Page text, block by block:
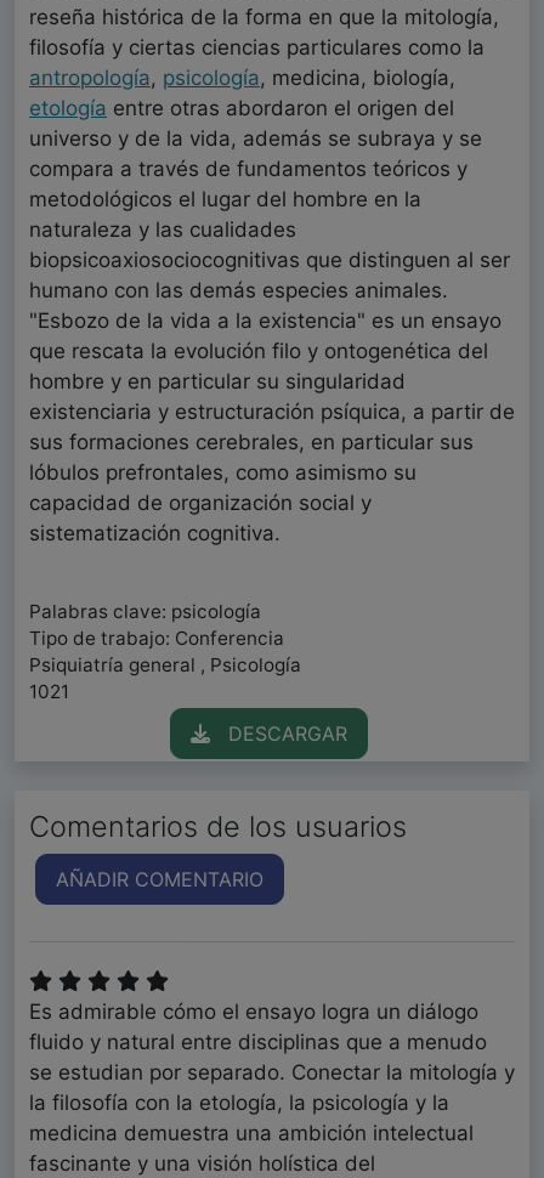
reseña histórica de la forma en que la mitología,
filosofía y ciertas ciencias particulares como la
antropología, psicología, medicina, biología,
etología entre otras abordaron el origen del
universo y de la vida, además se subraya y se
compara a través de fundamentos teóricos y
metodológicos el lugar del hombre en la
naturaleza y las cualidades
biopsicoaxiosociocognitivas que distinguen al ser
humano con las demás especies animales.
"Esbozo de la vida a la existencia" es un ensayo
que rescata la evolución filo y ontogenética del
hombre y en particular su singularidad
existenciaria y estructuración psíquica, a partir de
sus formaciones cerebrales, en particular sus
lóbulos prefrontales, como asimismo su
capacidad de organización social y
sistematización cognitiva.
Palabras clave: psicología
Tipo de trabajo: Conferencia
Psiquiatría general , Psicología
1021
DESCARGAR
Comentarios de los usuarios
AÑADIR COMENTARIO
Es admirable cómo el ensayo logra un diálogo
fluido y natural entre disciplinas que a menudo
se estudian por separado. Conectar la mitología y
la filosofía con la etología, la psicología y la
medicina demuestra una ambición intelectual
fascinante y una visión holística del